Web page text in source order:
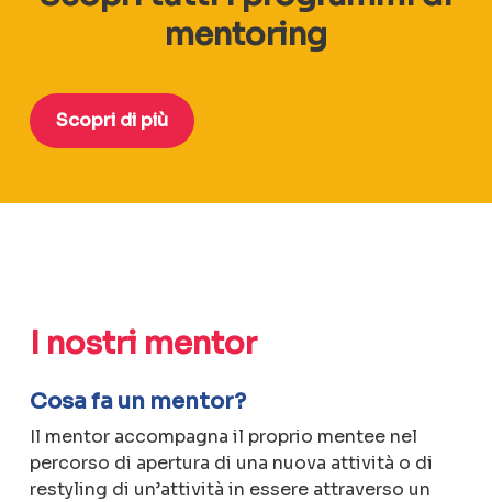
mentoring
Scopri di più
I nostri mentor
Cosa fa un mentor?
Il mentor accompagna il proprio mentee nel
percorso di apertura di una nuova attività o di
restyling di un’attività in essere attraverso un